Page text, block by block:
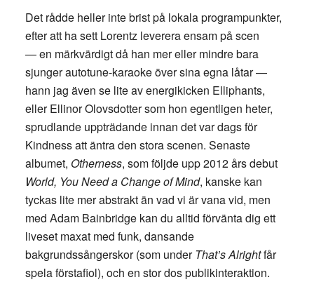
Det rådde heller inte brist på lokala programpunkter,
efter att ha sett Lorentz leverera ensam på scen
— en märkvärdigt då han mer eller mindre bara
sjunger autotune-karaoke över sina egna låtar —
hann jag även se lite av energikicken Elliphants,
eller Ellinor Olovsdotter som hon egentligen heter,
sprudlande uppträdande innan det var dags för
Kindness att äntra den stora scenen. Senaste
albumet, Otherness, som följde upp 2012 års debut
World, You Need a Change of Mind, kanske kan
tyckas lite mer abstrakt än vad vi är vana vid, men
med Adam Bainbridge kan du alltid förvänta dig ett
liveset maxat med funk, dansande
bakgrundssångerskor (som underThat’s Alrightfår
spela förstafiol), och en stor dos publikinteraktion.